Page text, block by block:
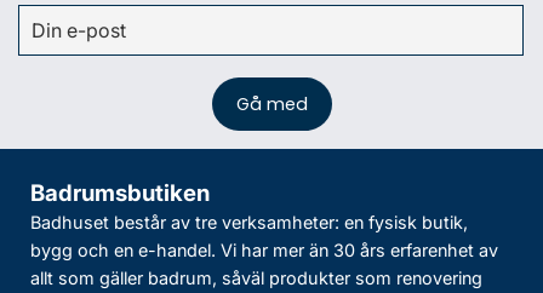
Badrumsbutiken
Badhuset består av tre verksamheter: en fysisk butik,
bygg och en e-handel. Vi har mer än 30 års erfarenhet av
allt som gäller badrum, såväl produkter som renovering